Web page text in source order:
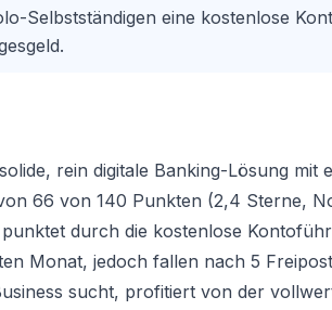
Selbstständigen eine kostenlose
rein digitale Banking-Lösung
66 von 140 Punkten (2,4 Sterne,
durch die kostenlose
Monat, jedoch fallen nach 5
sucht, profitiert von der